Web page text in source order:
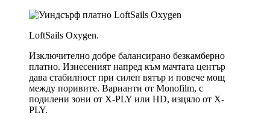
LoftSails Oxygen.
Изключително добре балансирано безкамберно
платно. Изнесеният напред към мачтата център
дава стабилност при силен вятър и повече мощ
между поривите. Варианти от Monofilm, с
подилени зони от X-PLY или HD, изцяло от X-
PLY.